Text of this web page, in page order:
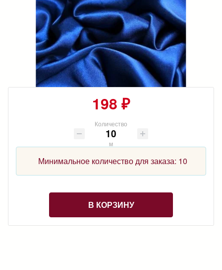
198 ₽
Количество
м
Минимальное количество для заказа: 10
В КОРЗИНУ